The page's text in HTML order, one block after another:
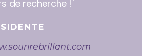
de recherche !"